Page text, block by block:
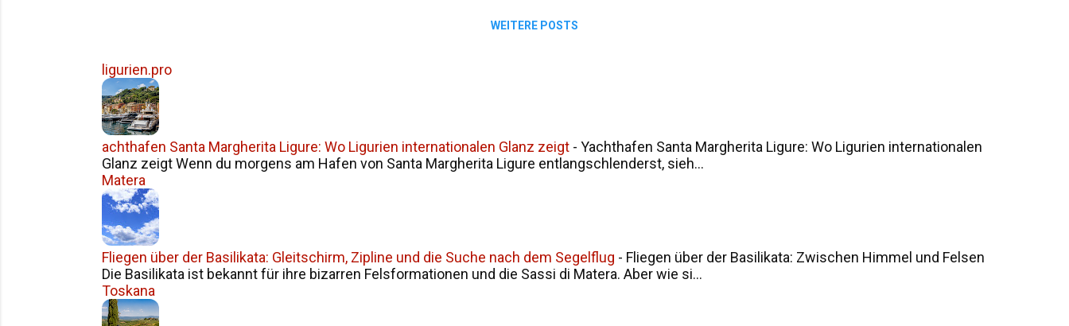
WEITERE POSTS
ligurien.pro
achthafen Santa Margherita Ligure: Wo Ligurien internationalen Glanz zeigt - Yachthafen Santa Margherita Ligure: Wo Ligurien internationalen
Glanz zeigt Wenn du morgens am Hafen von Santa Margherita Ligure entlangschlenderst, sieh...
Matera
Fliegen über der Basilikata: Gleitschirm, Zipline und die Suche nach dem Segelflug - Fliegen über der Basilikata: Zwischen Himmel und Felsen
Die Basilikata ist bekannt für ihre bizarren Felsformationen und die Sassi di Matera. Aber wie si...
Toskana